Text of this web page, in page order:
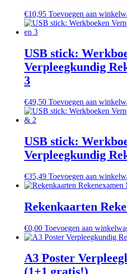
€10,95 Toevoegen aan
USB stick:
Verpleegkundig
3
€49,50 Toevoegen aan
USB stick:
Verpleegkundig
€35,49 Toevoegen aan
Rekenkaarten
€0,00 Toevoegen aan
A3 Poster